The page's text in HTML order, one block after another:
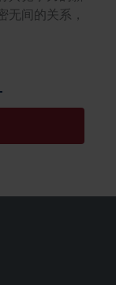
无间的关系，